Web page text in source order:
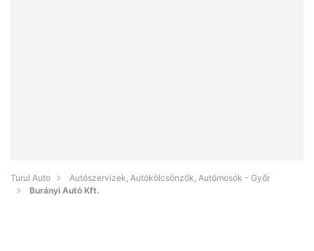
Turul Auto
Autószervizek, Autókölcsönzők, Autómosók - Győr
Burányi Autó Kft.